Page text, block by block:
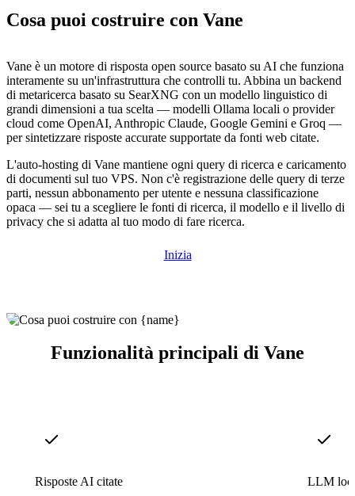
Cosa puoi costruire con Vane
Vane è un motore di risposta open source basato su AI che funziona
interamente su un'infrastruttura che controlli tu. Abbina un backend
di metaricerca basato su SearXNG con un modello linguistico di
grandi dimensioni a tua scelta — modelli Ollama locali o provider
cloud come OpenAI, Anthropic Claude, Google Gemini e Groq —
per sintetizzare risposte accurate supportate da fonti web citate.
L'auto-hosting di Vane mantiene ogni query di ricerca e caricamento
di documenti sul tuo VPS. Non c'è registrazione delle query di terze
parti, nessun abbonamento per utente e nessuna classificazione
opaca — sei tu a scegliere le fonti di ricerca, il modello e il livello di
privacy che si adatta al tuo modo di fare ricerca.
Inizia
Funzionalità principali di Vane
Risposte AI citate LLM